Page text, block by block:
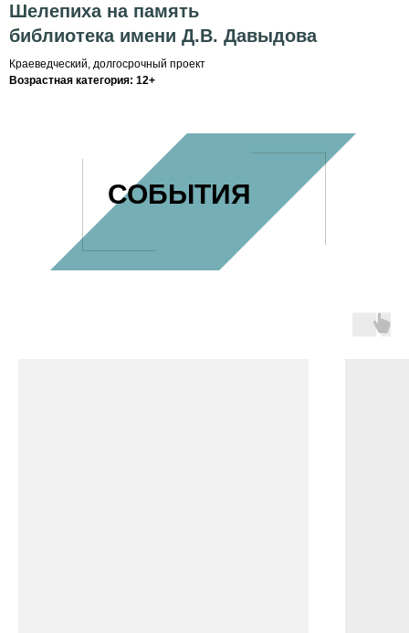
Шелепиха на память
библиотека имени Д.В. Давыдова
Краеведческий, долгосрочный проект
Возрастная категория: 12+
СОБЫТИЯ